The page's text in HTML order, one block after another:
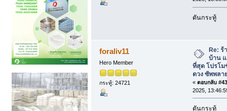
ดันกระทู้
foraliv11
Hero Member
กระทู้: 24721
Re: ร้
บ้าน
ที่สุด โปรโ
ดวง ซัพพลา
« ตอบกลับ
2025,
ดันกระทู้